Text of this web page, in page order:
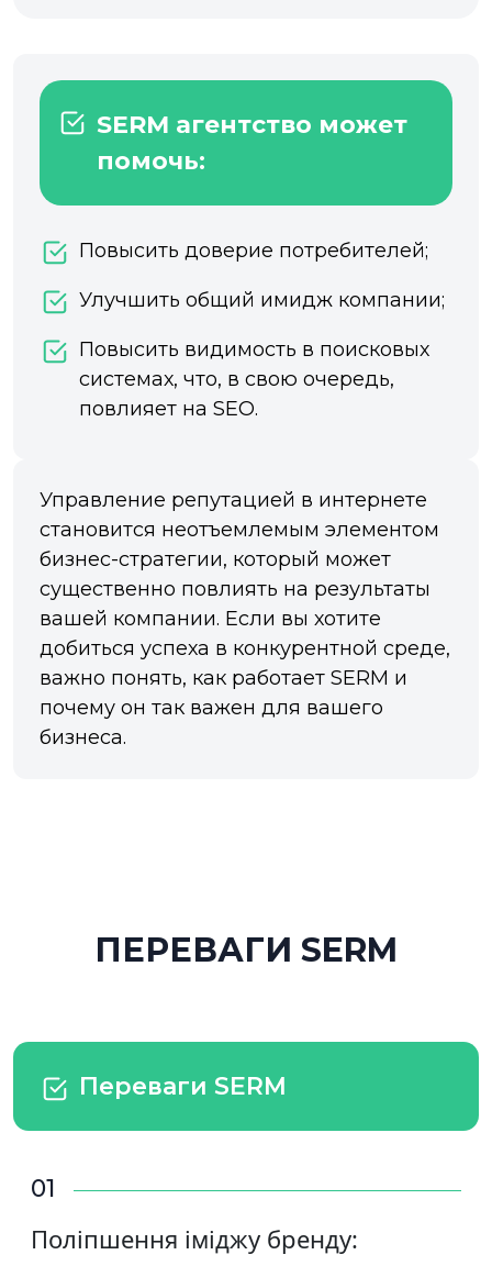
SERM агентство может
помочь:
Повысить доверие потребителей;
Улучшить общий имидж компании;
Повысить видимость в поисковых
системах, что, в свою очередь,
повлияет на SEO.
Управление репутацией в интернете
становится неотъемлемым элементом
бизнес-стратегии, который может
существенно повлиять на результаты
вашей компании. Если вы хотите
добиться успеха в конкурентной среде,
важно понять, как работает SERM и
почему он так важен для вашего
бизнеса.
ПЕРЕВАГИ SERM
Переваги SERM
01
Поліпшення іміджу бренду: